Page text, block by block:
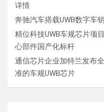
详情
奔驰汽车搭载UWB数字车
精位科技UWB车规芯片项
心部件国产化标杆
通信芯片企业加特兰发布
准的车规UWB芯片